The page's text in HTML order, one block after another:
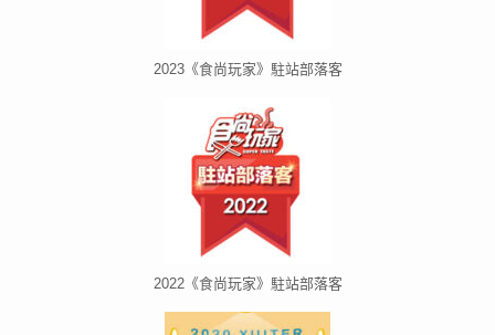
2023《食尚玩家》駐站部落客
2022《食尚玩家》駐站部落客